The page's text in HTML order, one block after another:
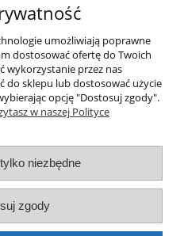
21,00 zł
Czarny matowy 400ml
umożliwiają poprawne
dostosować ofertę do Twoich
wykorzystanie przez nas
do sklepu lub dostosować użycie
opcję "Dostosuj zgody".
w naszej Polityce
niezbędne
zgody